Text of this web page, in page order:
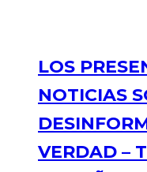
LOS
NOTICIAS
VERDAD –